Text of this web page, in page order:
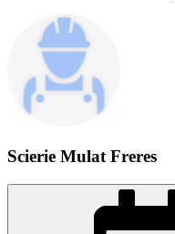
Scierie Mulat Freres